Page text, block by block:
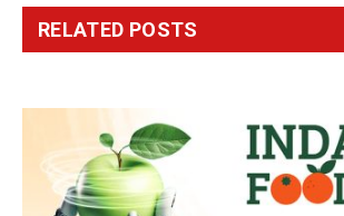
RELATED POSTS